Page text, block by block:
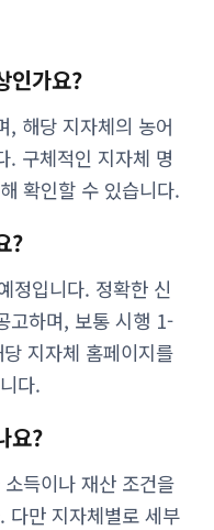
인가요?
, 해당 지자체의 농어
. 구체적인 지자체 명
확인할 수 있습니다.
?
정입니다. 정확한 신
고하며, 보통 시행 1-
지자체 홈페이지를
다.
요?
득이나 재산 조건을
다만 지자체별로 세부